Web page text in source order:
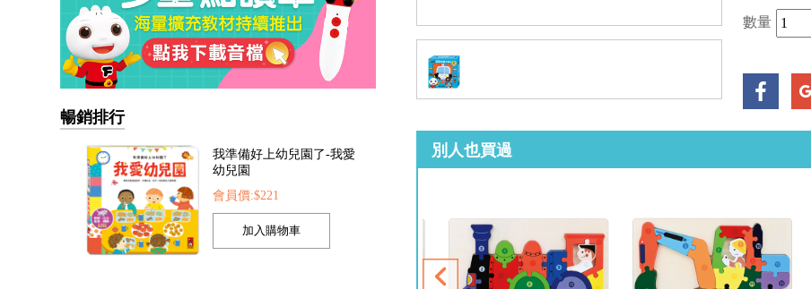
暢銷排行
我準備好上幼兒園了-我愛
幼兒園
會員價:$221
數量
別人也買過